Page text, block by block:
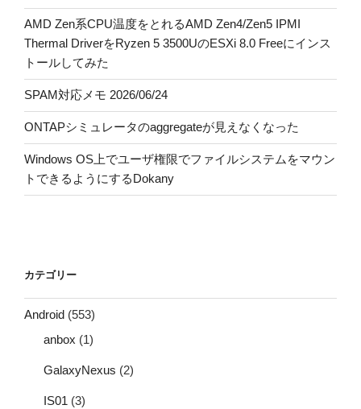
AMD Zen系CPU温度をとれるAMD Zen4/Zen5 IPMI
Thermal DriverをRyzen 5 3500UのESXi 8.0 Freeにインス
トールしてみた
SPAM対応メモ 2026/06/24
ONTAPシミュレータのaggregateが見えなくなった
Windows OS上でユーザ権限でファイルシステムをマウン
トできるようにするDokany
カテゴリー
Android (553)
anbox (1)
GalaxyNexus (2)
IS01 (3)